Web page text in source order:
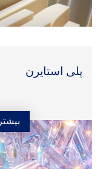
پلی استایرن
بیشتر